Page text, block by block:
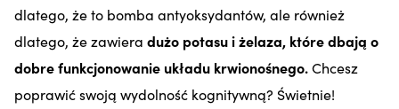
dlatego, że to bomba antyoksydantów, ale również
dlatego, że zawiera dużo potasu i żelaza, które dbają o
dobre funkcjonowanie układu krwionośnego.Chcesz
poprawić swoją wydolność kognitywną? Świetnie!